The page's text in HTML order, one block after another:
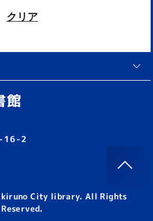
クリア
館
16-2
City library. All Rights
Reserved.